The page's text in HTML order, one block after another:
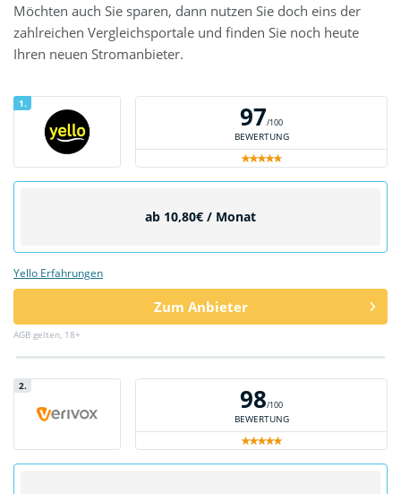
Möchten auch Sie sparen, dann nutzen Sie doch eins der
zahlreichen Vergleichsportale und finden Sie noch heute
Ihren neuen Stromanbieter.
1. 97/100
BEWERTUNG
ab 10,80€ / Monat
Yello Erfahrungen
Zum Anbieter
AGB gelten, 18+
2. 98/100
BEWERTUNG